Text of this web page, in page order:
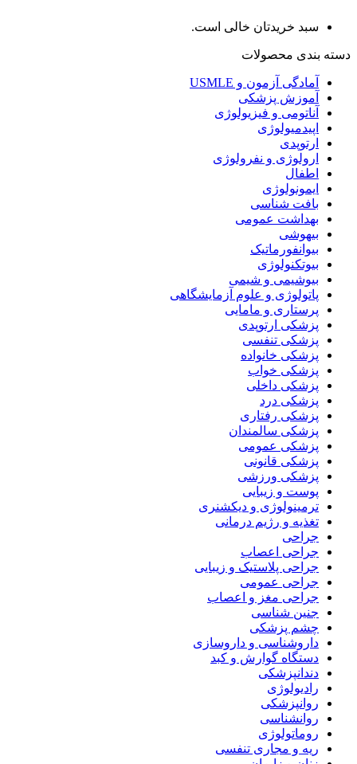
سبد خریدتان خالی است.
دسته بندی محصولات
آمادگی آزمون و USMLE
آموزش پزشکی
آناتومی و فیزیولوژی
اپیدمیولوژی
ارتوپدی
ارولوژی و نفرولوژی
اطفال
ایمونولوژی
بافت شناسی
بهداشت عمومی
بیهوشی
بیوانفورماتیک
بیوتکنولوژی
بیوشیمی و شیمی
پاتولوژی و علوم آزمایشگاهی
پرستاری و مامایی
پزشکی ارتوپدی
پزشکی تنفسی
پزشکی خانواده
پزشکی خواب
پزشکی داخلی
پزشکی درد
پزشکی رفتاری
پزشکی سالمندان
پزشکی عمومی
پزشکی قانونی
پزشکی ورزشی
پوست و زیبایی
ترمینولوژی و دیکشنری
تغذیه و رژیم درمانی
جراحی
جراحی اعصاب
جراحی پلاستیک و زیبایی
جراحی عمومی
جراحی مغز و اعصاب
جنین شناسی
چشم پزشکی
داروشناسی و داروسازی
دستگاه گوارش و کبد
دندانپزشکی
رادیولوژی
روانپزشکی
روانشناسی
روماتولوژی
ریه و مجاری تنفسی